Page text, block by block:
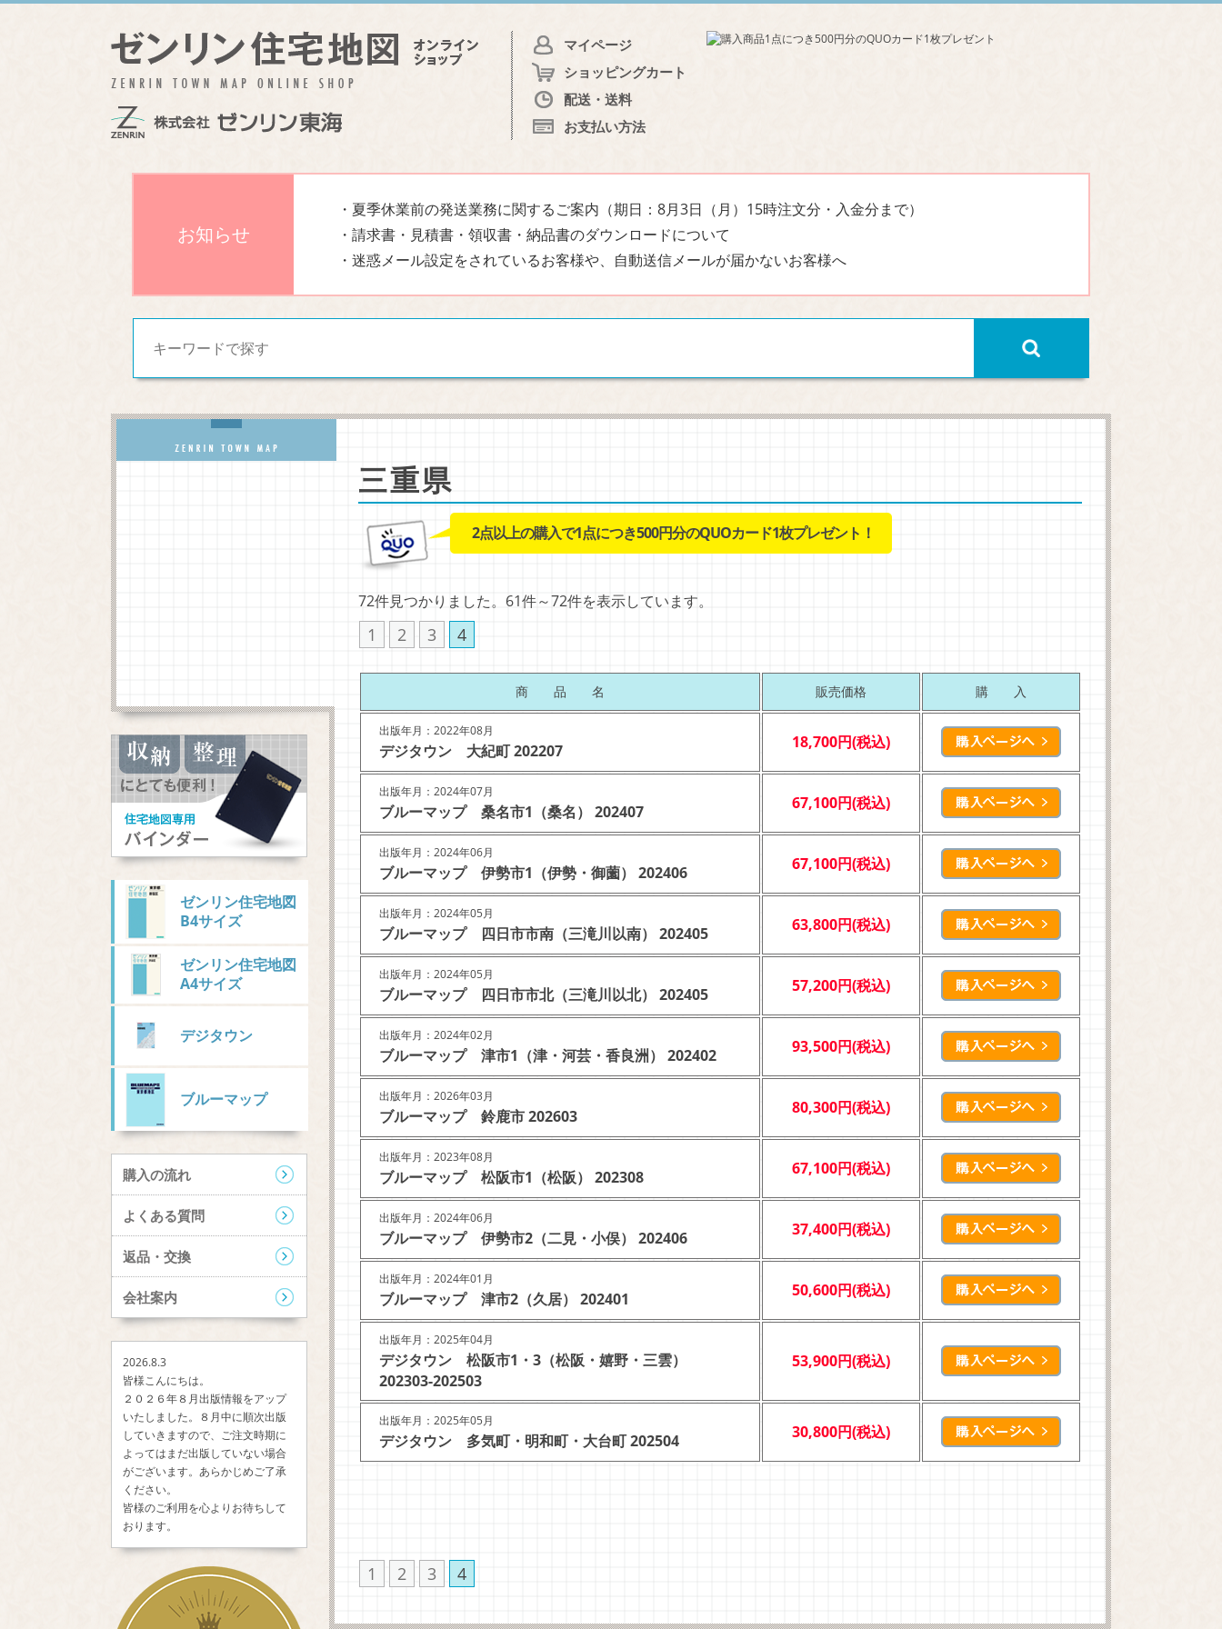
マイページ
ショッピングカート
配送・送料
お支払い方法
お知らせ
・夏季休業前の発送業務に関するご案内（期日：8月3日（月）15時注文分・入金分まで）
・請求書・見積書・領収書・納品書のダウンロードについて
・迷惑メール設定をされているお客様や、自動送信メールが届かないお客様へ
ゼンリン住宅地図
B4サイズ
ゼンリン住宅地図
A4サイズ
デジタウン
ブルーマップ
購入の流れ
よくある質問
返品・交換
会社案内
2026.8.3
皆様こんにちは。
２０２６年８月出版情報をアップ
いたしました。８月中に順次出版
していきますので、ご注文時期に
よってはまだ出版していない場合
がございます。あらかじめご了承
ください。
皆様のご利用を心よりお待ちして
おります。
三重県
2点以上の購入で1点につき500円分のQUOカード1枚プレゼント！
72件見つかりました。61件～72件を表示しています。
1 2 3 4
商 品 名 販売価格 購 入
出版年月：2022年08月
デジタウン 大紀町 202207 18,700円(税込)
出版年月：2024年07月
ブルーマップ 桑名市1（桑名） 202407 67,100円(税込)
出版年月：2024年06月
ブルーマップ 伊勢市1（伊勢・御薗） 202406 67,100円(税込)
出版年月：2024年05月
ブルーマップ 四日市市南（三滝川以南） 202405 63,800円(税込)
出版年月：2024年05月
ブルーマップ 四日市市北（三滝川以北） 202405 57,200円(税込)
出版年月：2024年02月
ブルーマップ 津市1（津・河芸・香良洲） 202402 93,500円(税込)
出版年月：2026年03月
ブルーマップ 鈴鹿市 202603 80,300円(税込)
出版年月：2023年08月
ブルーマップ 松阪市1（松阪） 202308 67,100円(税込)
出版年月：2024年06月
ブルーマップ 伊勢市2（二見・小俣） 202406 37,400円(税込)
出版年月：2024年01月
ブルーマップ 津市2（久居） 202401 50,600円(税込)
出版年月：2025年04月
デジタウン 松阪市1・3（松阪・嬉野・三雲）
202303-202503
53,900円(税込)
出版年月：2025年05月
デジタウン 多気町・明和町・大台町 202504 30,800円(税込)
1 2 3 4